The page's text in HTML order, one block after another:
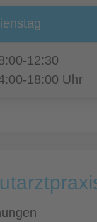
12:30
18:00 Uhr